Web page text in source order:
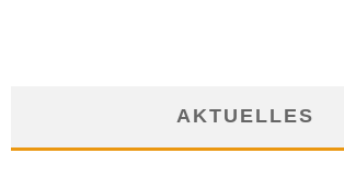
AKTUELLES